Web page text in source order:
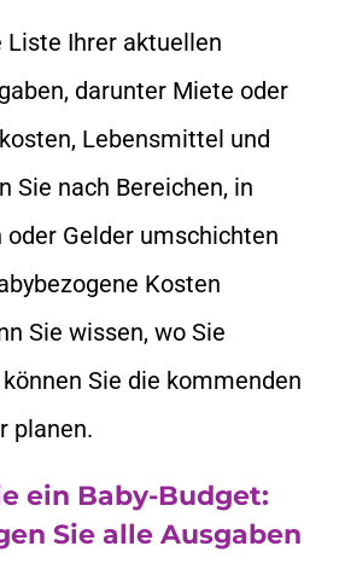
Liste Ihrer aktuellen
darunter Miete oder
Lebensmittel und
Sie nach Bereichen, in
oder Gelder umschichten
Kosten
Sie wissen, wo Sie
Sie die kommenden
planen.
ein Baby-Budget:
Sie alle Ausgaben